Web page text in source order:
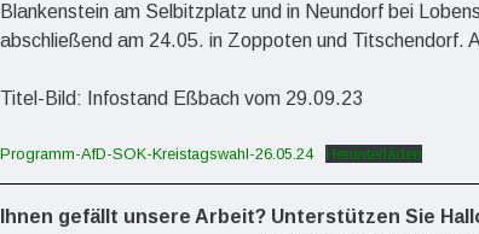
Blankenstein am Selbitzplatz und in Neundorf bei
abschließend am 24.05. in Zoppoten und Titschendorf.
Titel-Bild: Infostand Eßbach vom 29.09.23
Programm-AfD-SOK-Kreistagswahl-26.05.24 Herunterladen
Ihnen gefällt unsere Arbeit? Unterstützen Sie